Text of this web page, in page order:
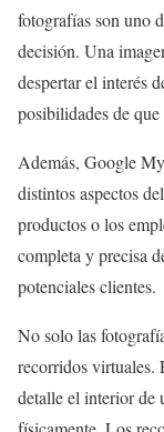
fotografías son uno
decisión. Una
despertar el interés
posibilidades de
Además, Google
distintos aspectos
productos o los
completa y precisa
potenciales clientes.
No solo las
recorridos virtuales.
detalle el interior de